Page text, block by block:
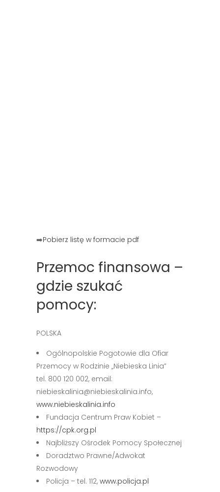
➡️Pobierz listę w formacie pdf
Przemoc finansowa –
gdzie szukać
pomocy:
POLSKA
Ogólnopolskie Pogotowie dla Ofiar
Przemocy w Rodzinie „Niebieska Linia”
tel. 800 120 002, email:
niebieskalinia@niebieskalinia.info,
www.niebieskalinia.info
Fundacja Centrum Praw Kobiet –
https://cpk.org.pl
Najbliższy Ośrodek Pomocy Społecznej
Doradztwo Prawne/Adwokat
Rozwodowy
Policja – tel. 112, www.policja.pl